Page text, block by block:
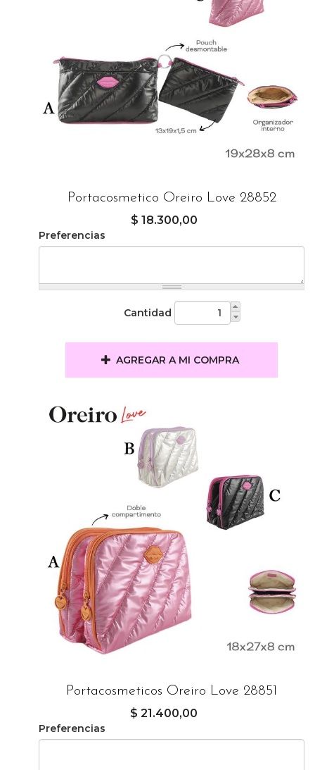
Portacosmetico Oreiro Love 28852
$ 18.300,00
Preferencias
Cantidad
AGREGAR A MI COMPRA
Portacosmeticos Oreiro Love 28851
$ 21.400,00
Preferencias